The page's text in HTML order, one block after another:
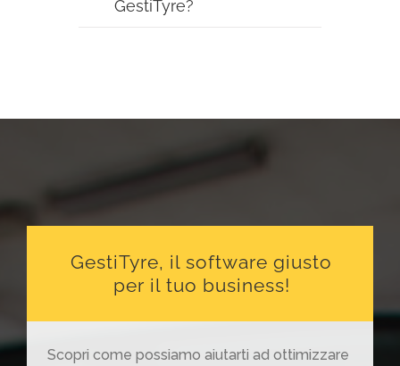
GestiTyre?
GestiTyre, il software giusto
per il tuo business!
Scopri come possiamo aiutarti ad ottimizzare